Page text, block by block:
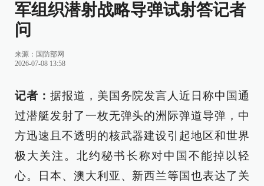
军组织潜射战略导弹试射答记者
问
来源： 国防部网
2026-07-08 13:58
记者： 据报道，美国务院发言人近日称中国通
过潜艇发射了一枚无弹头的洲际弹道导弹，中
方迅速且不透明的核武器建设引起地区和世界
极大关注。北约秘书长称对中国不能掉以轻
心。日本、澳大利亚、新西兰等国也表达了关